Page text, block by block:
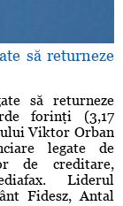
să returneze
să returneze
forinţi (3,17
Viktor Orban
legate de
de creditare,
Liderul
Fidesz, Antal